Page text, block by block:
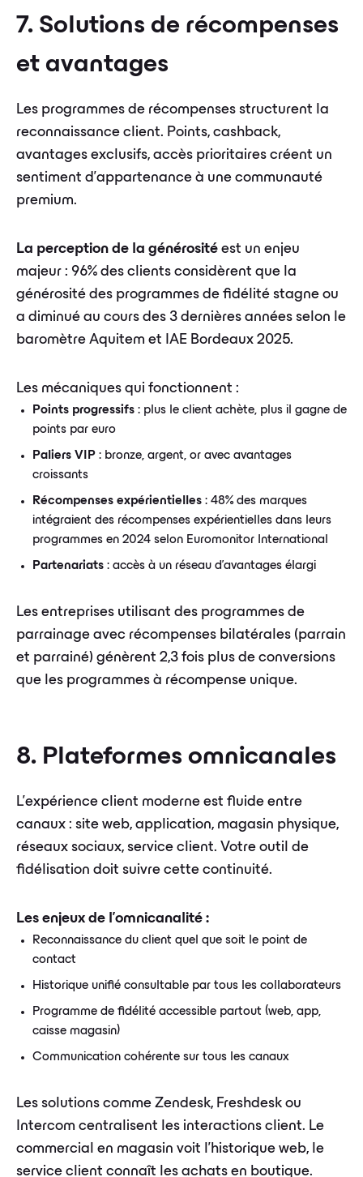
7. Solutions de récompenses
et avantages
Les programmes de récompenses structurent la
reconnaissance client. Points, cashback,
avantages exclusifs, accès prioritaires créent un
sentiment d'appartenance à une communauté
premium.
La perception de la générosité est un enjeu
majeur : 96% des clients considèrent que la
générosité des programmes de fidélité stagne ou
a diminué au cours des 3 dernières années selon le
baromètre Aquitem et IAE Bordeaux 2025.
Les mécaniques qui fonctionnent :
Points progressifs : plus le client achète, plus il gagne de
points par euro
Paliers VIP : bronze, argent, or avec avantages
croissants
Récompenses expérientielles : 48% des marques
intégraient des récompenses expérientielles dans leurs
programmes en 2024 selon Euromonitor International
Partenariats : accès à un réseau d'avantages élargi
Les entreprises utilisant des programmes de
parrainage avec récompenses bilatérales (parrain
et parrainé) génèrent 2,3 fois plus de conversions
que les programmes à récompense unique.
8. Plateformes omnicanales
L'expérience client moderne est fluide entre
canaux : site web, application, magasin physique,
réseaux sociaux, service client. Votre outil de
fidélisation doit suivre cette continuité.
Les enjeux de l'omnicanalité :
Reconnaissance du client quel que soit le point de
contact
Historique unifié consultable par tous les collaborateurs
Programme de fidélité accessible partout (web, app,
caisse magasin)
Communication cohérente sur tous les canaux
Les solutions comme Zendesk, Freshdesk ou
Intercom centralisent les interactions client. Le
commercial en magasin voit l'historique web, le
service client connaît les achats en boutique.